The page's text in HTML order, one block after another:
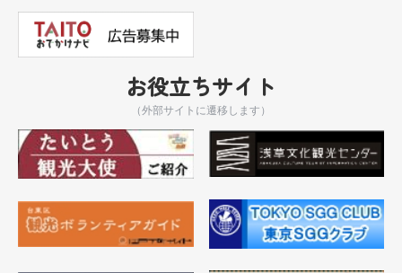
お役立ちサイト
（外部サイトに遷移します）